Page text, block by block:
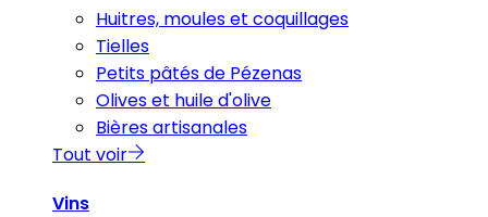
Huitres, moules et coquillages
Tielles
Petits pâtés de Pézenas
Olives et huile d'olive
Bières artisanales
Tout voir
Vins